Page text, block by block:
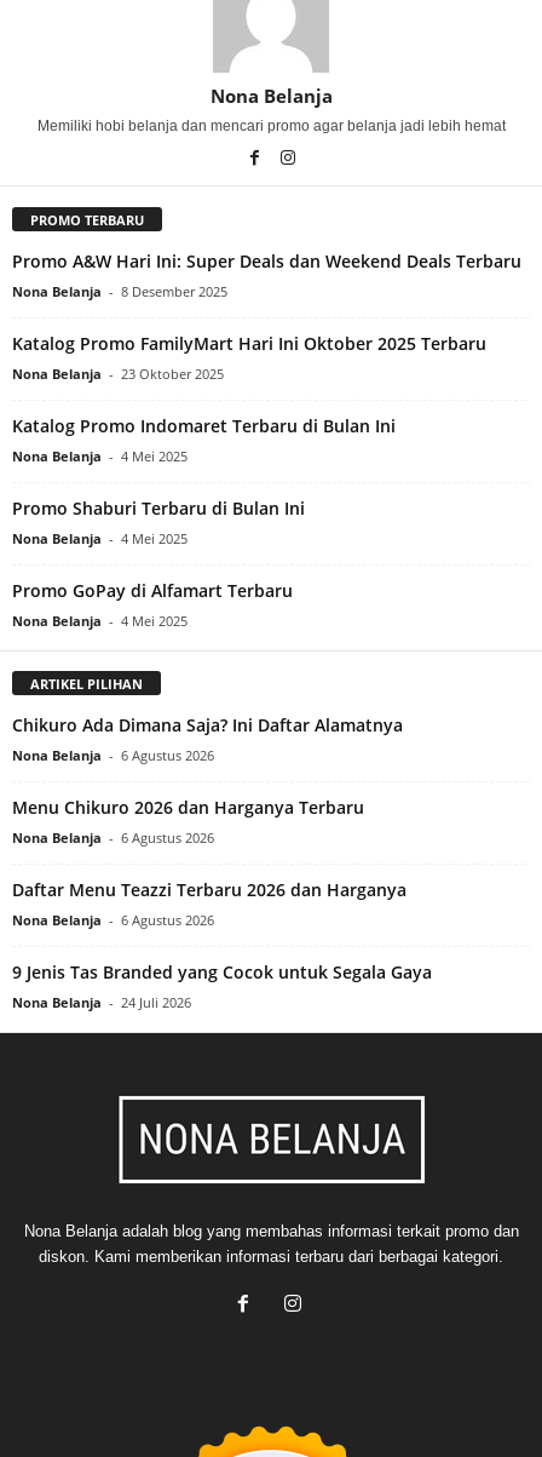
Nona Belanja
Memiliki hobi belanja dan mencari promo agar belanja jadi lebih hemat
PROMO TERBARU
Promo A&W Hari Ini: Super Deals dan Weekend Deals Terbaru
Nona Belanja - 8 Desember 2025
Katalog Promo FamilyMart Hari Ini Oktober 2025 Terbaru
Nona Belanja - 23 Oktober 2025
Katalog Promo Indomaret Terbaru di Bulan Ini
Nona Belanja - 4 Mei 2025
Promo Shaburi Terbaru di Bulan Ini
Nona Belanja - 4 Mei 2025
Promo GoPay di Alfamart Terbaru
Nona Belanja - 4 Mei 2025
ARTIKEL PILIHAN
Chikuro Ada Dimana Saja? Ini Daftar Alamatnya
Nona Belanja - 6 Agustus 2026
Menu Chikuro 2026 dan Harganya Terbaru
Nona Belanja - 6 Agustus 2026
Daftar Menu Teazzi Terbaru 2026 dan Harganya
Nona Belanja - 6 Agustus 2026
9 Jenis Tas Branded yang Cocok untuk Segala Gaya
Nona Belanja - 24 Juli 2026
Nona Belanja adalah blog yang membahas informasi terkait promo dan
diskon. Kami memberikan informasi terbaru dari berbagai kategori.